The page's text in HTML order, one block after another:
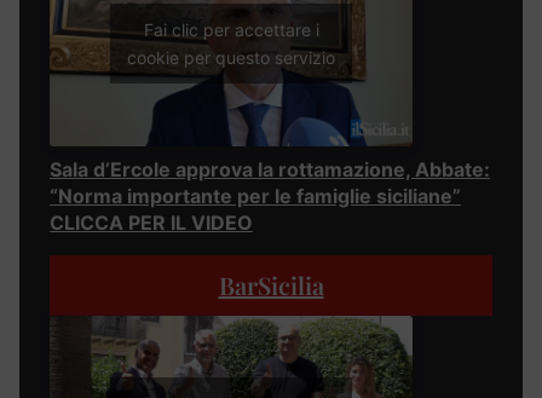
Fai clic per accettare i
cookie per questo servizio
Sala d’Ercole approva la rottamazione, Abbate:
“Norma importante per le famiglie siciliane”
CLICCA PER IL VIDEO
BarSicilia